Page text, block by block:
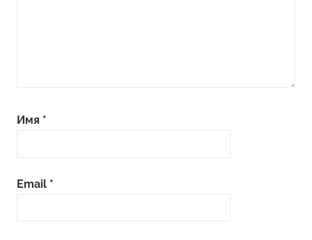
Имя *
Email *